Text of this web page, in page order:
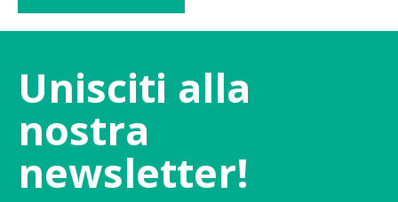
Unisciti alla
nostra
newsletter!